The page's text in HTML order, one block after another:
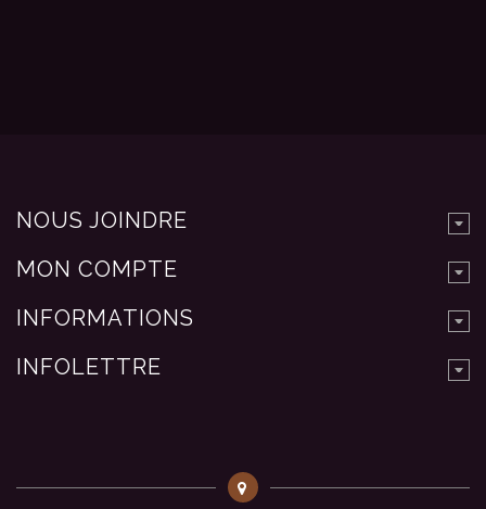
NOUS JOINDRE
MON COMPTE
INFORMATIONS
INFOLETTRE